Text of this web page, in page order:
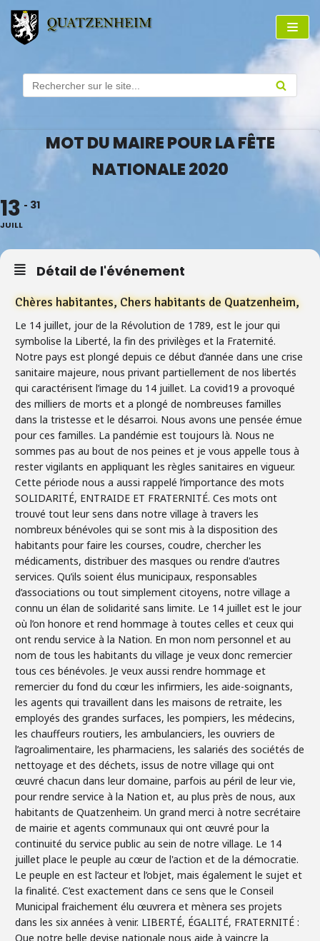
Aller
au
MOT DU MAIRE POUR LA FÊTE
NATIONALE 2020
13
JUILL
31
Détail de l'événement
Chères habitantes, Chers habitants de Quatzenheim,
Le 14 juillet, jour de la Révolution de 1789, est le jour qui
symbolise la Liberté, la fin des privilèges et la Fraternité.
Notre pays est plongé depuis ce début d’année dans une crise
sanitaire majeure, nous privant partiellement de nos libertés
qui caractérisent l’image du 14 juillet. La covid19 a provoqué
des milliers de morts et a plongé de nombreuses familles
dans la tristesse et le désarroi. Nous avons une pensée émue
pour ces familles. La pandémie est toujours là. Nous ne
sommes pas au bout de nos peines et je vous appelle tous à
rester vigilants en appliquant les règles sanitaires en vigueur.
Cette période nous a aussi rappelé l’importance des mots
SOLIDARITÉ, ENTRAIDE ET FRATERNITÉ. Ces mots ont
trouvé tout leur sens dans notre village à travers les
nombreux bénévoles qui se sont mis à la disposition des
habitants pour faire les courses, coudre, chercher les
médicaments, distribuer des masques ou rendre d'autres
services. Qu’ils soient élus municipaux, responsables
d’associations ou tout simplement citoyens, notre village a
connu un élan de solidarité sans limite. Le 14 juillet est le jour
où l’on honore et rend hommage à toutes celles et ceux qui
ont rendu service à la Nation. En mon nom personnel et au
nom de tous les habitants du village je veux donc remercier
tous ces bénévoles. Je veux aussi rendre hommage et
remercier du fond du cœur les infirmiers, les aide-soignants,
les agents qui travaillent dans les maisons de retraite, les
employés des grandes surfaces, les pompiers, les médecins,
les chauffeurs routiers, les ambulanciers, les ouvriers de
l’agroalimentaire, les pharmaciens, les salariés des sociétés de
nettoyage et des déchets, issus de notre village qui ont
œuvré chacun dans leur domaine, parfois au péril de leur vie,
pour rendre service à la Nation et, au plus près de nous, aux
habitants de Quatzenheim. Un grand merci à notre secrétaire
de mairie et agents communaux qui ont œuvré pour la
continuité du service public au sein de notre village. Le 14
juillet place le peuple au cœur de l'action et de la démocratie.
Le peuple en est l’acteur et l’objet, mais également le sujet et
la finalité. C’est exactement dans ce sens que le Conseil
Municipal fraichement élu œuvrera et mènera ses projets
dans les six années à venir. LIBERTÉ, ÉGALITÉ, FRATERNITÉ :
Que notre belle devise nationale nous aide à vaincre la